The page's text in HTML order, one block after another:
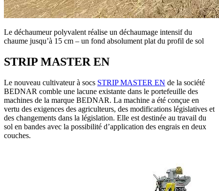
Le déchaumeur polyvalent réalise un déchaumage intensif du
chaume jusqu’à 15 cm – un fond absolument plat du profil de sol
STRIP MASTER EN
Le nouveau cultivateur à socs STRIP MASTER EN de la société
BEDNAR comble une lacune existante dans le portefeuille des
machines de la marque BEDNAR. La machine a été conçue en
vertu des exigences des agriculteurs, des modifications législatives et
des changements dans la législation. Elle est destinée au travail du
sol en bandes avec la possibilité d’application des engrais en deux
couches.